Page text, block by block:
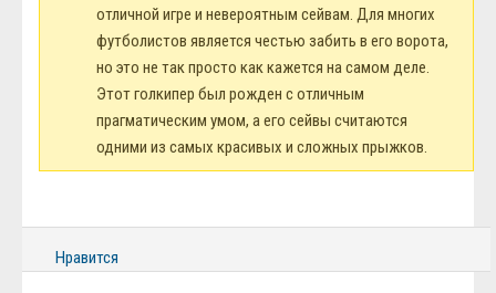
отличной игре и невероятным сейвам. Для многих
футболистов является честью забить в его ворота,
но это не так просто как кажется на самом деле.
Этот голкипер был рожден с отличным
прагматическим умом, а его сейвы считаются
одними из самых красивых и сложных прыжков.
Нравится